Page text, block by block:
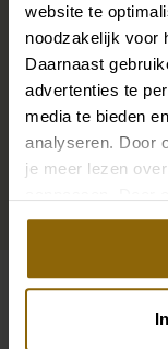
website te
noodzakelijk voor
Daarnaast
advertenties te
media te bieden
analyseren. Door
je meer lezen
akkoord met het
precies bij je
haarband of
bruidslook is pas
onze grote
bruid en
jouw jurk of
Ga naar